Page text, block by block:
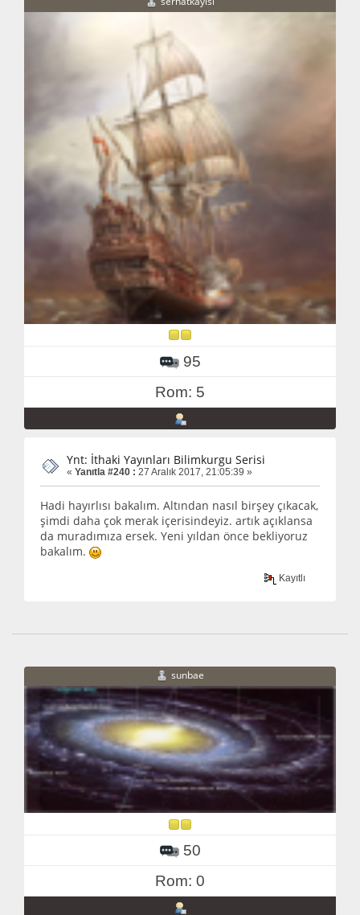
95
Rom: 5
Ynt: İthaki Yayınları Bilimkurgu Serisi
« Yanıtla #240 : 27 Aralık 2017, 21:05:39 »
Hadi hayırlısı bakalım. Altından nasıl birşey çıkacak,
şimdi daha çok merak içerisindeyiz. artık açıklansa
da muradımıza ersek. Yeni yıldan önce bekliyoruz
bakalım.
Kayıtlı
sunbae
50
Rom: 0